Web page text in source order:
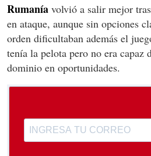
Rumanía volvió a salir mejor
en ataque, aunque sin opciones
orden dificultaban además el
tenía la pelota pero no era capaz
dominio en oportunidades.